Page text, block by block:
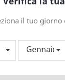
in ogni
nelle note
generali e la
il tuo giorno
Gennaio